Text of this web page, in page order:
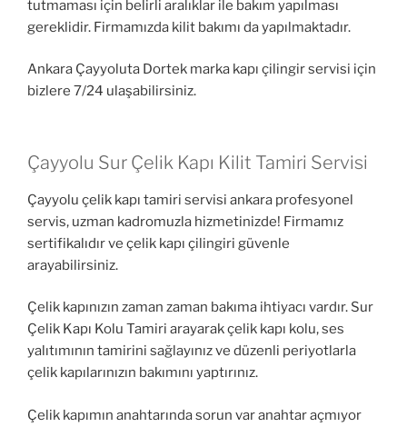
tutmaması için belirli aralıklar ile bakım yapılması
gereklidir. Firmamızda kilit bakımı da yapılmaktadır.
Ankara Çayyoluta Dortek marka kapı çilingir servisi için
bizlere 7/24 ulaşabilirsiniz.
Çayyolu Sur Çelik Kapı Kilit Tamiri Servisi
Çayyolu çelik kapı tamiri servisi ankara profesyonel
servis, uzman kadromuzla hizmetinizde! Firmamız
sertifikalıdır ve çelik kapı çilingiri güvenle
arayabilirsiniz.
Çelik kapınızın zaman zaman bakıma ihtiyacı vardır. Sur
Çelik Kapı Kolu Tamiri arayarak çelik kapı kolu, ses
yalıtımının tamirini sağlayınız ve düzenli periyotlarla
çelik kapılarınızın bakımını yaptırınız.
Çelik kapımın anahtarında sorun var anahtar açmıyor